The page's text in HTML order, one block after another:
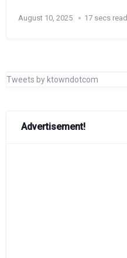
August 10, 2025 17 secs read
Tweets by ktowndotcom
Advertisement!